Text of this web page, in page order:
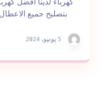
5 يونيو، 2024
كهرباء لدينا افضل
بتصليح جميع الاعطال